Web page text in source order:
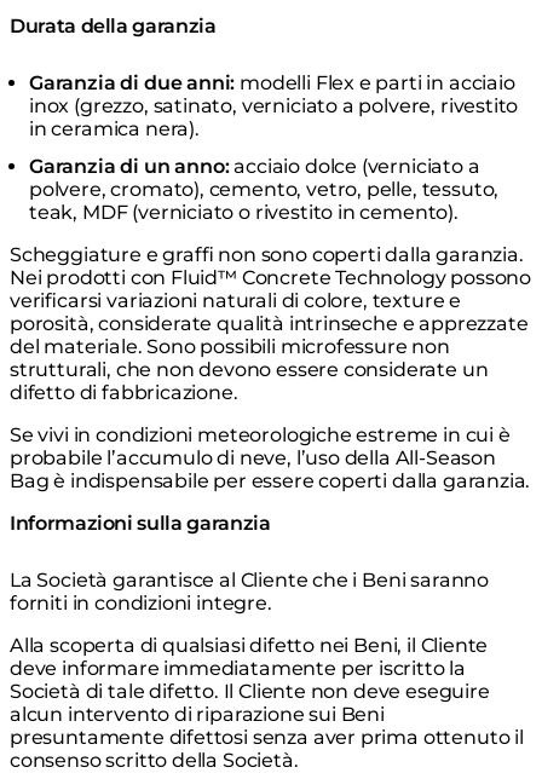
Durata della garanzia
Garanzia di due anni: modelli Flex e parti in acciaio
inox (grezzo, satinato, verniciato a polvere, rivestito
in ceramica nera).
Garanzia di un anno:acciaio dolce (verniciato a
polvere, cromato), cemento, vetro, pelle, tessuto,
teak, MDF (verniciato o rivestito in cemento).
Scheggiature e graffi non sono coperti dalla garanzia.
Nei prodotti con Fluid™ Concrete Technology possono
verificarsi variazioni naturali di colore, texture e
porosità, considerate qualità intrinseche e apprezzate
del materiale. Sono possibili microfessure non
strutturali, che non devono essere considerate un
difetto di fabbricazione.
Se vivi in condizioni meteorologiche estreme in cui è
probabile l’accumulo di neve, l’uso della All-Season
Bag è indispensabile per essere coperti dalla garanzia.
Informazioni sulla garanzia
La Società garantisce al Cliente che i Beni saranno
forniti in condizioni integre.
Alla scoperta di qualsiasi difetto nei Beni, il Cliente
deve informare immediatamente per iscritto la
Società di tale difetto. Il Cliente non deve eseguire
alcun intervento di riparazione sui Beni
presuntamente difettosi senza aver prima ottenuto il
consenso scritto della Società.